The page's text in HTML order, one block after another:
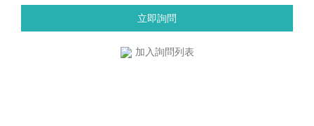
立即詢問
加入詢問列表